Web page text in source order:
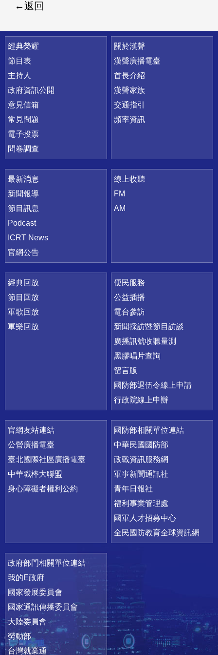
返回
快速連結
經典榮耀
節目表
主持人
政府資訊公開
意見信箱
常見問題
電子投票
問卷調查
關於漢聲
漢聲廣播電臺
首長介紹
漢聲家族
交通指引
頻率資訊
最新消息
新聞報導
節目訊息
Podcast
ICRT News
官網公告
線上收聽
FM
AM
經典回放
節目回放
軍歌回放
軍樂回放
便民服務
公益插播
電台參訪
新聞採訪暨節目訪談
廣播訊號收聽量測
黑膠唱片查詢
留言版
國防部退伍令線上申請
行政院線上申辦
官網友站連結
公營廣播電臺
臺北國際社區廣播電臺
中華職棒大聯盟
身心障礙者權利公約
國防部相關單位連結
中華民國國防部
政戰資訊服務網
軍事新聞通訊社
青年日報社
福利事業管理處
國軍人才招募中心
全民國防教育全球資訊網
政府部門相關單位連結
我的E政府
國家發展委員會
國家通訊傳播委員會
大陸委員會
勞動部
台灣就業通